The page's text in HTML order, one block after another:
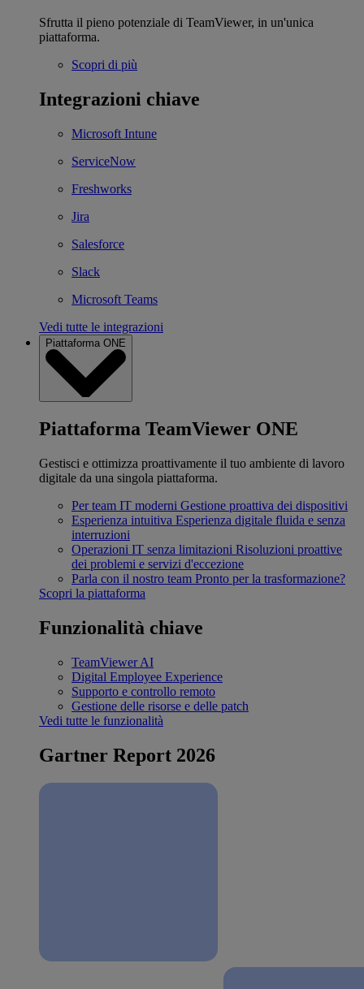
Sfrutta il pieno potenziale di TeamViewer, in un'unica
piattaforma.
Scopri di più
Integrazioni chiave
Microsoft Intune
ServiceNow
Freshworks
Jira
Salesforce
Slack
Microsoft Teams
Vedi tutte le integrazioni
Piattaforma ONE
Piattaforma TeamViewer ONE
Gestisci e ottimizza proattivamente il tuo ambiente di lavoro
digitale da una singola piattaforma.
Per team IT moderni Gestione proattiva dei dispositivi
Esperienza intuitiva Esperienza digitale fluida e senza
interruzioni
Operazioni IT senza limitazioni Risoluzioni proattive
dei problemi e servizi d'eccezione
Parla con il nostro team Pronto per la trasformazione?
Scopri la piattaforma
Funzionalità chiave
TeamViewer AI
Digital Employee Experience
Supporto e controllo remoto
Gestione delle risorse e delle patch
Vedi tutte le funzionalità
Gartner Report 2026